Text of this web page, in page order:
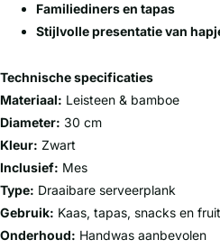
Familiediners en tapas
Stijlvolle presentatie van
Technische specificaties
Materiaal: Leisteen & bamboe
Diameter: 30 cm
Kleur: Zwart
Inclusief: Mes
Type: Draaibare serveerplank
Gebruik: Kaas, tapas, snacks en fruit
Onderhoud: Handwas aanbevolen